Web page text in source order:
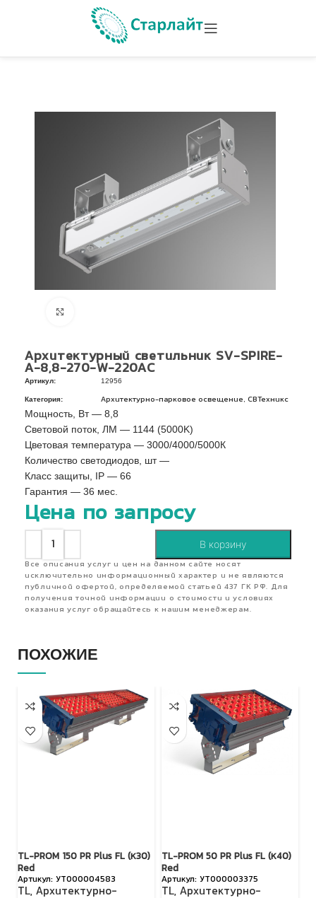
Архитектурный светильник SV-SPIRE-
A-8,8-270-W-220AC
Артикул: 12956
Категория: Архитектурно-парковое освещение СВТехникс
Мощность, Вт — 8,8
Световой поток, ЛМ — 1144 (5000K)
Цветовая температура — 3000/4000/5000К
Количество светодиодов, шт —
Класс защиты, IP — 66
Гарантия — 36 мес.
Цена по запросу
В корзину
Все описания услуг и цен на данном сайте носят
исключительно информационный характер и не являются
публичной офертой, определяемой статьей 437 ГК РФ. Для
получения точной информации о стоимости и условиях
оказания услуг обращайтесь к нашим менеджерам.
ПОХОЖИЕ
TL-PROM 150 PR Plus FL (К30)
Red
УТ000004583
TL, Архитектурно-
TL-PROM 50 PR Plus FL (К40)
Red
УТ000003375
TL, Архитектурно-